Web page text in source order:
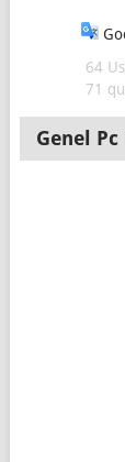
64
71
Genel Pc